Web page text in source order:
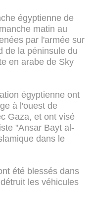
égyptienne de
matin au
par l'armée sur
de la péninsule du
en arabe de Sky
égyptienne ont
à l'ouest de
Gaza, et ont visé
"Ansar Bayt al-
dans le
été blessés dans
les véhicules